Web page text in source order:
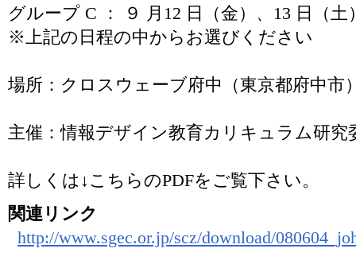
グループ C ： ９ 月12 日（金）、13 日（土
※上記の日程の中からお選びください
場所：クロスウェーブ府中（東京都府中市
主催：情報デザイン教育カリキュラム研究
詳しくは↓こちらのPDFをご覧下さい。
関連リンク
http://www.sgec.or.jp/scz/download/